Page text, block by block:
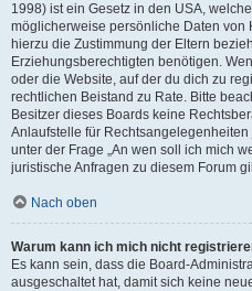
1998) ist ein Gesetz in den USA,
möglicherweise persönliche Daten von
hierzu die Zustimmung der Eltern
Erziehungsberechtigten benötigen.
oder die Website, auf der du dich zu
rechtlichen Beistand zu Rate. Bitte
Besitzer dieses Boards keine
Anlaufstelle für
unter der Frage „An wen soll ich mich
juristische Anfragen zu diesem Forum
Nach oben
Warum kann ich mich nicht
Es kann sein, dass die Board-
ausgeschaltet hat, damit sich keine